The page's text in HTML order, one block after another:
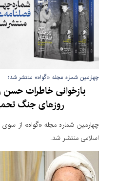
چهارمین شماره مجله «گواه» منتشر شد؛
بازخوانی خاطرات حسن
روزهای جنگ
چهارمین شماره مجله «گواه» از سوی
اسلامی منتشر شد.